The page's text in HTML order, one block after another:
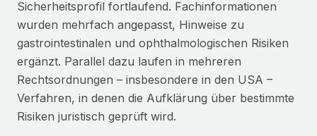
Sicherheitsprofil fortlaufend. Fachinformationen
wurden mehrfach angepasst, Hinweise zu
gastrointestinalen und ophthalmologischen Risiken
ergänzt. Parallel dazu laufen in mehreren
Rechtsordnungen – insbesondere in den USA –
Verfahren, in denen die Aufklärung über bestimmte
Risiken juristisch geprüft wird.